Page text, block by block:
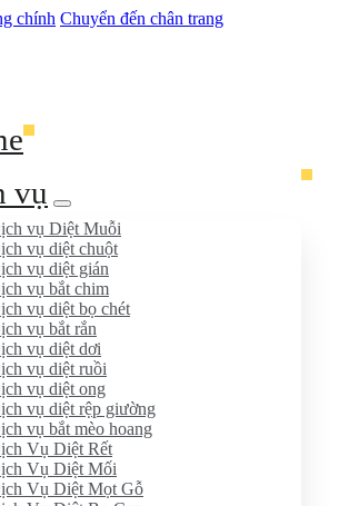
chính Chuyển đến chân trang
vụ
vụ Diệt Muỗi
vụ diệt chuột
vụ diệt gián
vụ bắt chim
vụ diệt bọ chét
vụ bắt rắn
vụ diệt dơi
vụ diệt ruồi
vụ diệt ong
vụ diệt rệp giường
vụ bắt mèo hoang
Vụ Diệt Rết
Vụ Diệt Mối
Vụ Diệt Mọt Gỗ